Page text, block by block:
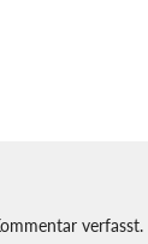
verfasst.